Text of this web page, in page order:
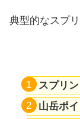
典型的なスプ
スプリ
山岳ポ